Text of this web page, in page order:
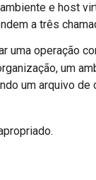
e host
a três
uma operação
um
um arquivo de